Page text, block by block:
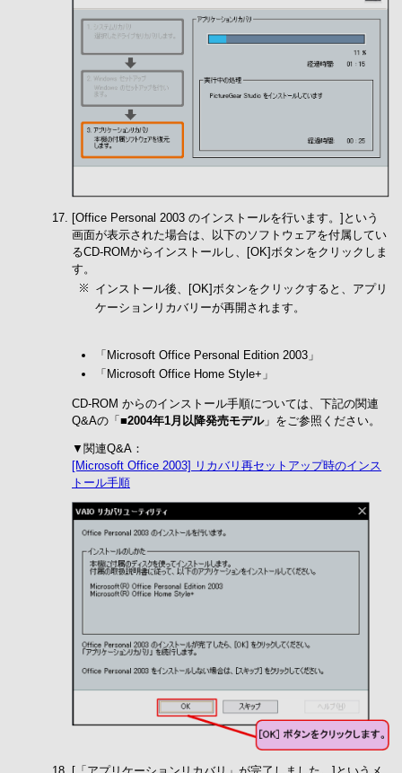
[Office Personal 2003 のインストールを行います。]という
画面が表示された場合は、以下のソフトウェアを付属してい
るCD-ROMからインストールし、[OK]ボタンをクリックしま
す。
インストール後、[OK]ボタンをクリックすると、アプリ
ケーションリカバリーが再開されます。
「Microsoft Office Personal Edition 2003」
「Microsoft Office Home Style+」
CD-ROM からのインストール手順については、下記の関連
Q&Aの「 ■2004年1月以降発売モデル」をご参照ください。
▼関連Q&A：
[Microsoft Office 2003] リカバリ再セットアップ時のインス
トール手順